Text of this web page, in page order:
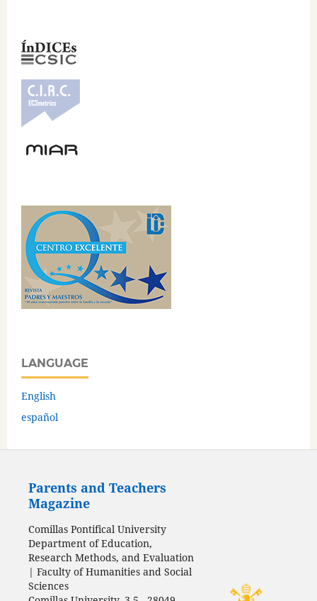
LANGUAGE
English
español
Parents and Teachers
Magazine
Comillas Pontifical University
Department of Education,
Research Methods, and Evaluation
| Faculty of Humanities and Social
Sciences